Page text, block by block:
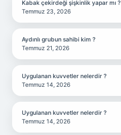
Kabak çekirdeği şişkinlik yapar mı ?
Temmuz 23, 2026
Aydınlı grubun sahibi kim ?
Temmuz 21, 2026
Uygulanan kuvvetler nelerdir ?
Temmuz 14, 2026
Uygulanan kuvvetler nelerdir ?
Temmuz 14, 2026